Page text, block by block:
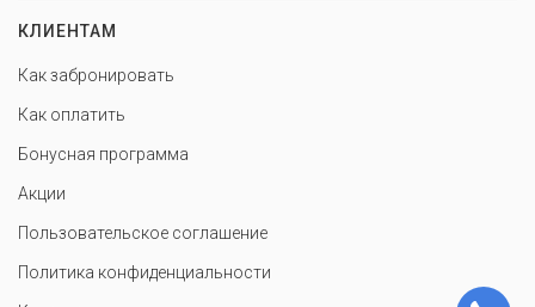
КЛИЕНТАМ
Как забронировать
Как оплатить
Бонусная программа
Акции
Пользовательское соглашение
Политика конфиденциальности